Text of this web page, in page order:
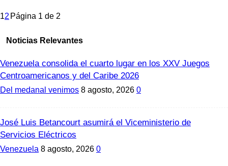
12 Página 1 de 2
Noticias Relevantes
Venezuela consolida el cuarto lugar en los XXV Juegos
Centroamericanos y del Caribe 2026
Del medanal venimos 8 agosto, 2026 0
José Luis Betancourt asumirá el Viceministerio de
Servicios Eléctricos
Venezuela 8 agosto, 2026 0